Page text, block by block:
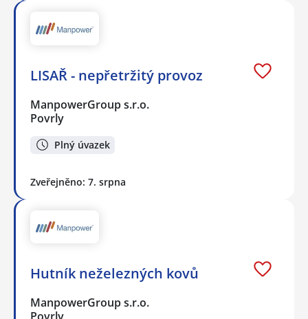
LISAŘ - nepřetržitý provoz
ManpowerGroup s.r.o.
Povrly
Plný úvazek
Zveřejněno: 7. srpna
Hutník neželezných kovů
ManpowerGroup s.r.o.